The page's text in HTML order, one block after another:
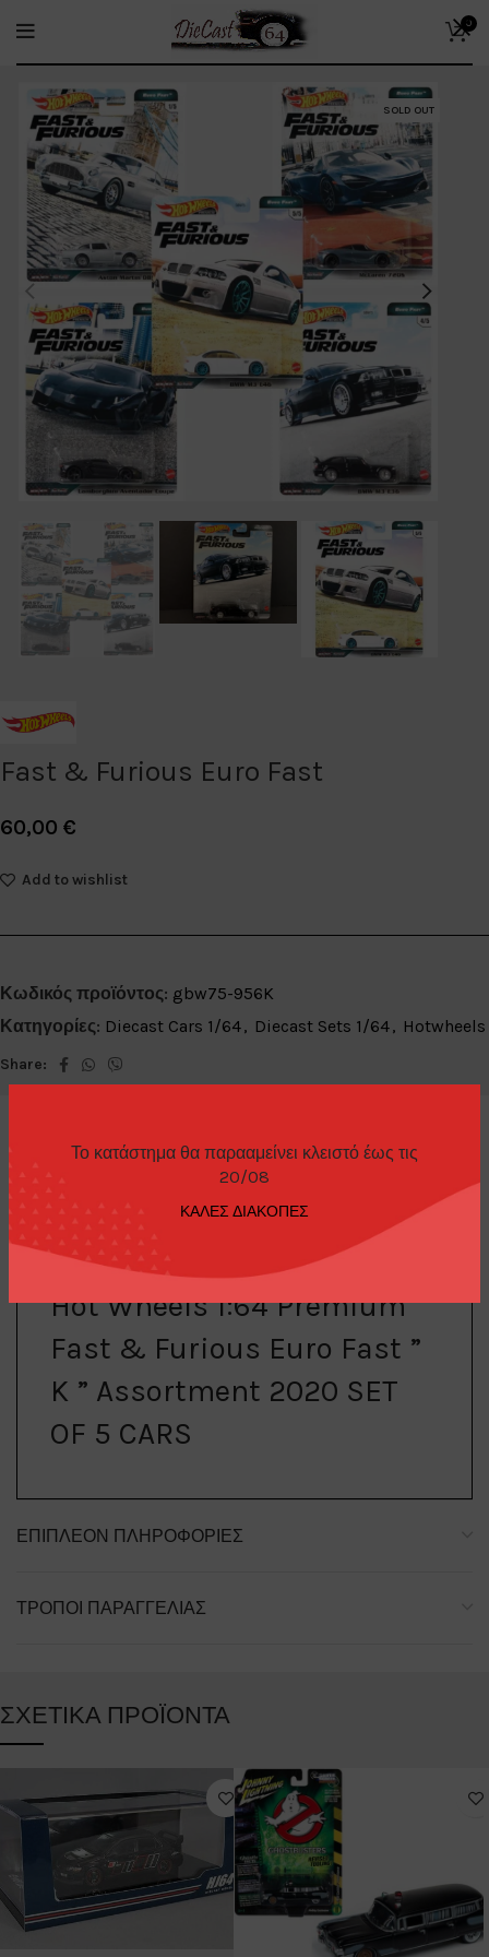
Το κατάστημα θα παρααμείνει κλειστό έως τις
20/08
ΚΑΛΕΣ ΔΙΑΚΟΠΕΣ
0
SOLD OUT
Fast & Furious Euro Fast
60,00 €
Add to wishlist
Κωδικός προϊόντος: gbw75-956K
Κατηγορίες: Diecast Cars 1/64, Diecast Sets 1/64, Hotwheels
Share:
Hot Wheels 1:64 Premium
Fast & Furious Euro Fast ”
K ” Assortment 2020 SET
OF 5 CARS
ΕΠΙΠΛΈΟΝ ΠΛΗΡΟΦΟΡΊΕΣ
ΤΡΌΠΟΙ ΠΑΡΑΓΓΕΛΊΑΣ
ΣΧΕΤΙΚΆ ΠΡΟΪΌΝΤΑ